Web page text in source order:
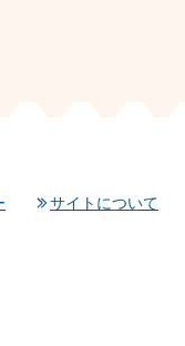
サイトについて